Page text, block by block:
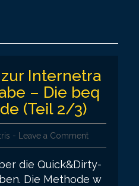
Internetra
– Die beq
(Teil 2/3)
- Leave a Comment
die Quick&Dirty-
Die Methode w